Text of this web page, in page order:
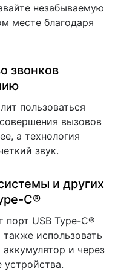
незабываемую
месте благодаря
звонков
пользоваться
вызовов
а технология
звук.
и других
C®
порт USB Type-C®
использовать
аккумулятор и через
устройства.